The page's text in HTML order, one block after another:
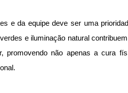
e da equipe deve ser uma
e iluminação natural
promovendo não apenas a cura